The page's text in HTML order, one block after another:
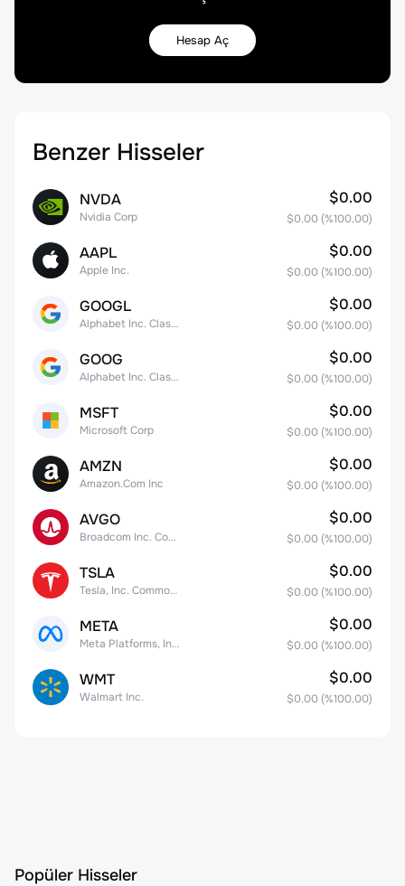
Hesap Aç
Benzer Hisseler
NVDA
Nvidia Corp
$0.00
$0.00 (%100.00)
AAPL
Apple Inc.
$0.00
$0.00 (%100.00)
GOOGL
Alphabet Inc. Class A Common Stock
$0.00
$0.00 (%100.00)
GOOG
Alphabet Inc. Class C Capital Stock
$0.00
$0.00 (%100.00)
MSFT
Microsoft Corp
$0.00
$0.00 (%100.00)
AMZN
Amazon.Com Inc
$0.00
$0.00 (%100.00)
AVGO
Broadcom Inc. Common Stock
$0.00
$0.00 (%100.00)
TSLA
Tesla, Inc. Common Stock
$0.00
$0.00 (%100.00)
META
Meta Platforms, Inc. Class A Common Stock
$0.00
$0.00 (%100.00)
WMT
Walmart Inc.
$0.00
$0.00 (%100.00)
Popüler Hisseler